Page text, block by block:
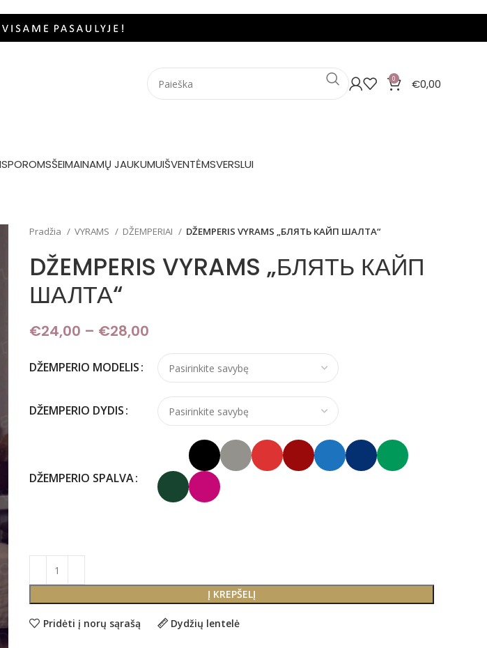
0 €0,00
POROMSŠEIMAINAMŲ JAUKUMUIŠVENTĖMSVERSLUI
Pradžia VYRAMS DŽEMPERIAI DŽEMPERIS VYRAMS „БЛЯТЬ КАЙП ШАЛТА“
DŽEMPERIS VYRAMS „БЛЯТЬ КАЙП
ШАЛТА“
€24,00 – €28,00
DŽEMPERIO MODELIS
DŽEMPERIO DYDIS
DŽEMPERIO SPALVA
Į KREPŠELĮ
Pridėti į norų sąrašą Dydžių lentelė